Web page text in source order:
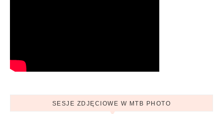
SESJE ZDJĘCIOWE W MTB PHOTO